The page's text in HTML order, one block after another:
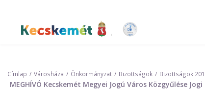
tartalomra
Kecskemét Város Honlapja
Címlap Városháza Önkormányzat Bizottságok Bizottságok
MEGHÍVÓ Kecskemét Megyei Jogú Város Közgyűlése